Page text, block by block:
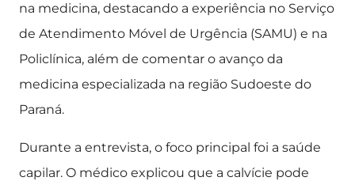
na medicina, destacando a experiência no Serviço
de Atendimento Móvel de Urgência (SAMU) e na
Policlínica, além de comentar o avanço da
medicina especializada na região Sudoeste do
Paraná.
Durante a entrevista, o foco principal foi a saúde
capilar. O médico explicou que a calvície pode